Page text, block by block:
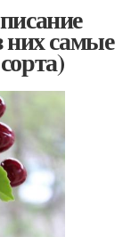
них самые